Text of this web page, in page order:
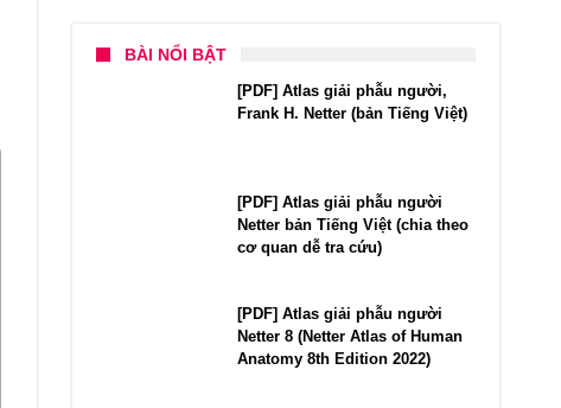
BÀI NỔI BẬT
[PDF] Atlas giải phẫu người,
Frank H. Netter (bản Tiếng Việt)
[PDF] Atlas giải phẫu người
Netter bản Tiếng Việt (chia theo
cơ quan dễ tra cứu)
[PDF] Atlas giải phẫu người
Netter 8 (Netter Atlas of Human
Anatomy 8th Edition 2022)